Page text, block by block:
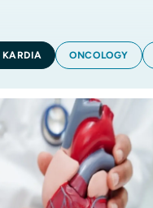
ONCOLOGY